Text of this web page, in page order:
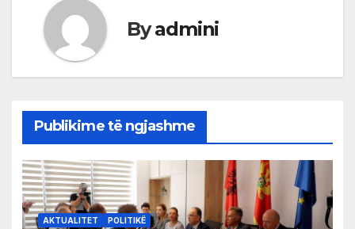
Byadmini
Publikime të ngjashme
AKTUALITET POLITIKË